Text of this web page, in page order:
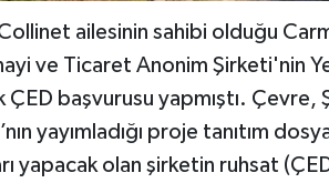
Collinet ailesinin sahibi olduğu
ve Ticaret Anonim Şirketi'nin
ÇED başvurusu yapmıştı. Çevre,
yayımladığı proje tanıtım
yapacak olan şirketin ruhsat